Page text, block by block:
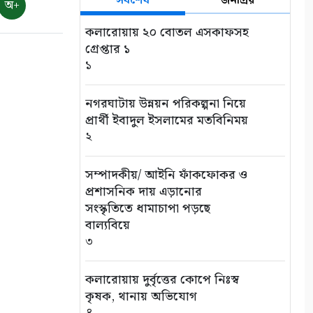
অ+
কলারোয়ায় ২০ বোতল এসকাফসহ
গ্রেপ্তার ১
১
নগরঘাটায় উন্নয়ন পরিকল্পনা নিয়ে
প্রার্থী ইবাদুল ইসলামের মতবিনিময়
২
সম্পাদকীয়/ আইনি ফাঁকফোকর ও
প্রশাসনিক দায় এড়ানোর
সংস্কৃতিতে ধামাচাপা পড়ছে
বাল্যবিয়ে
৩
কলারোয়ায় দুর্বৃত্তের কোপে নিঃস্ব
কৃষক, থানায় অভিযোগ